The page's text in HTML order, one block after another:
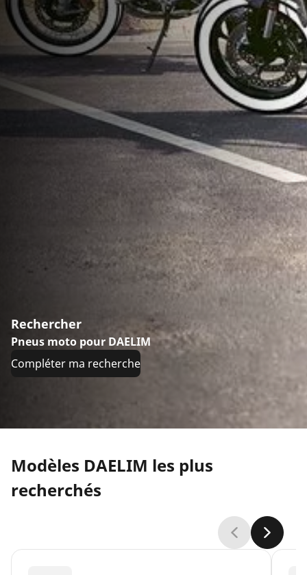
Rechercher
Pneus moto pour DAELIM
Compléter ma recherche
Modèles DAELIM les plus
recherchés